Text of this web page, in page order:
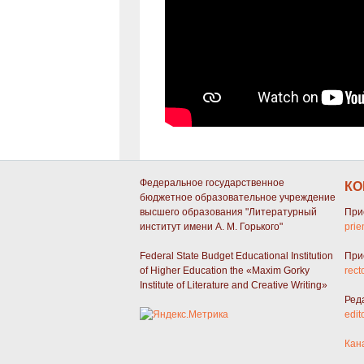
Федеральное государственное
бюджетное образовательное учреждение
высшего образования "Литературный
институт имени А. М. Горького"
Federal State Budget Educational Institution
of Higher Education the «Maxim Gorky
Institute of Literature and Creative Writing»